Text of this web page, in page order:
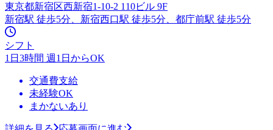
東京都新宿区西新宿1-10-2 110ビル 9F
新宿駅 徒歩5分、新宿西口駅 徒歩5分、都庁前駅 徒歩5分
シフト
1日3時間 週1日からOK
交通費支給
未経験OK
まかないあり